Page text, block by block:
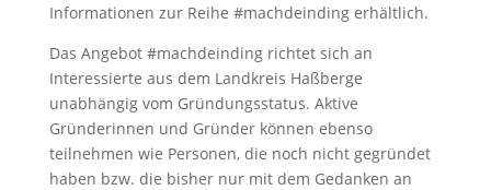
Informationen zur Reihe #machdeinding erhältlich.
Das Angebot #machdeinding richtet sich an
Interessierte aus dem Landkreis Haßberge
unabhängig vom Gründungsstatus. Aktive
Gründerinnen und Gründer können ebenso
teilnehmen wie Personen, die noch nicht gegründet
haben bzw. die bisher nur mit dem Gedanken an